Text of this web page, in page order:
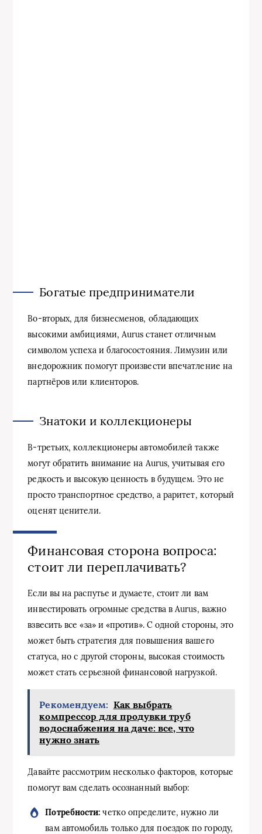
Богатые предприниматели
Во-вторых, для бизнесменов, обладающих
высокими амбициями, Aurus станет отличным
символом успеха и благосостояния. Лимузин или
внедорожник помогут произвести впечатление на
партнёров или клиенторов.
Знатоки и коллекционеры
В-третьих, коллекционеры автомобилей также
могут обратить внимание на Aurus, учитывая его
редкость и высокую ценность в будущем. Это не
просто транспортное средство, а раритет, который
оценят ценители.
Финансовая сторона вопроса:
стоит ли переплачивать?
Если вы на распутье и думаете, стоит ли вам
инвестировать огромные средства в Aurus, важно
взвесить все «за» и «против». С одной стороны, это
может быть стратегия для повышения вашего
статуса, но с другой стороны, высокая стоимость
может стать серьезной финансовой нагрузкой.
Рекомендуем: Как выбрать
компрессор для продувки труб
водоснабжения на даче: все, что
нужно знать
Давайте рассмотрим несколько факторов, которые
помогут вам сделать осознанный выбор:
Потребности: четко определите, нужно ли
вам автомобиль только для поездок по городу,